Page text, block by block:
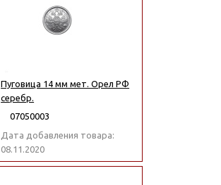
Пуговица 14 мм мет. Орел РФ
серебр.
07050003
Дата добавления товара:
08.11.2020